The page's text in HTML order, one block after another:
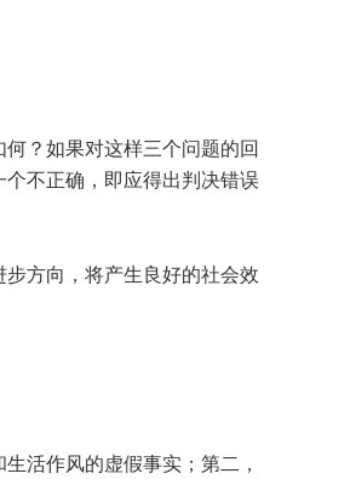
？如果对这样三个问题的回
不正确，即应得出判决错误
方向，将产生良好的社会效
活作风的虚假事实；第二，